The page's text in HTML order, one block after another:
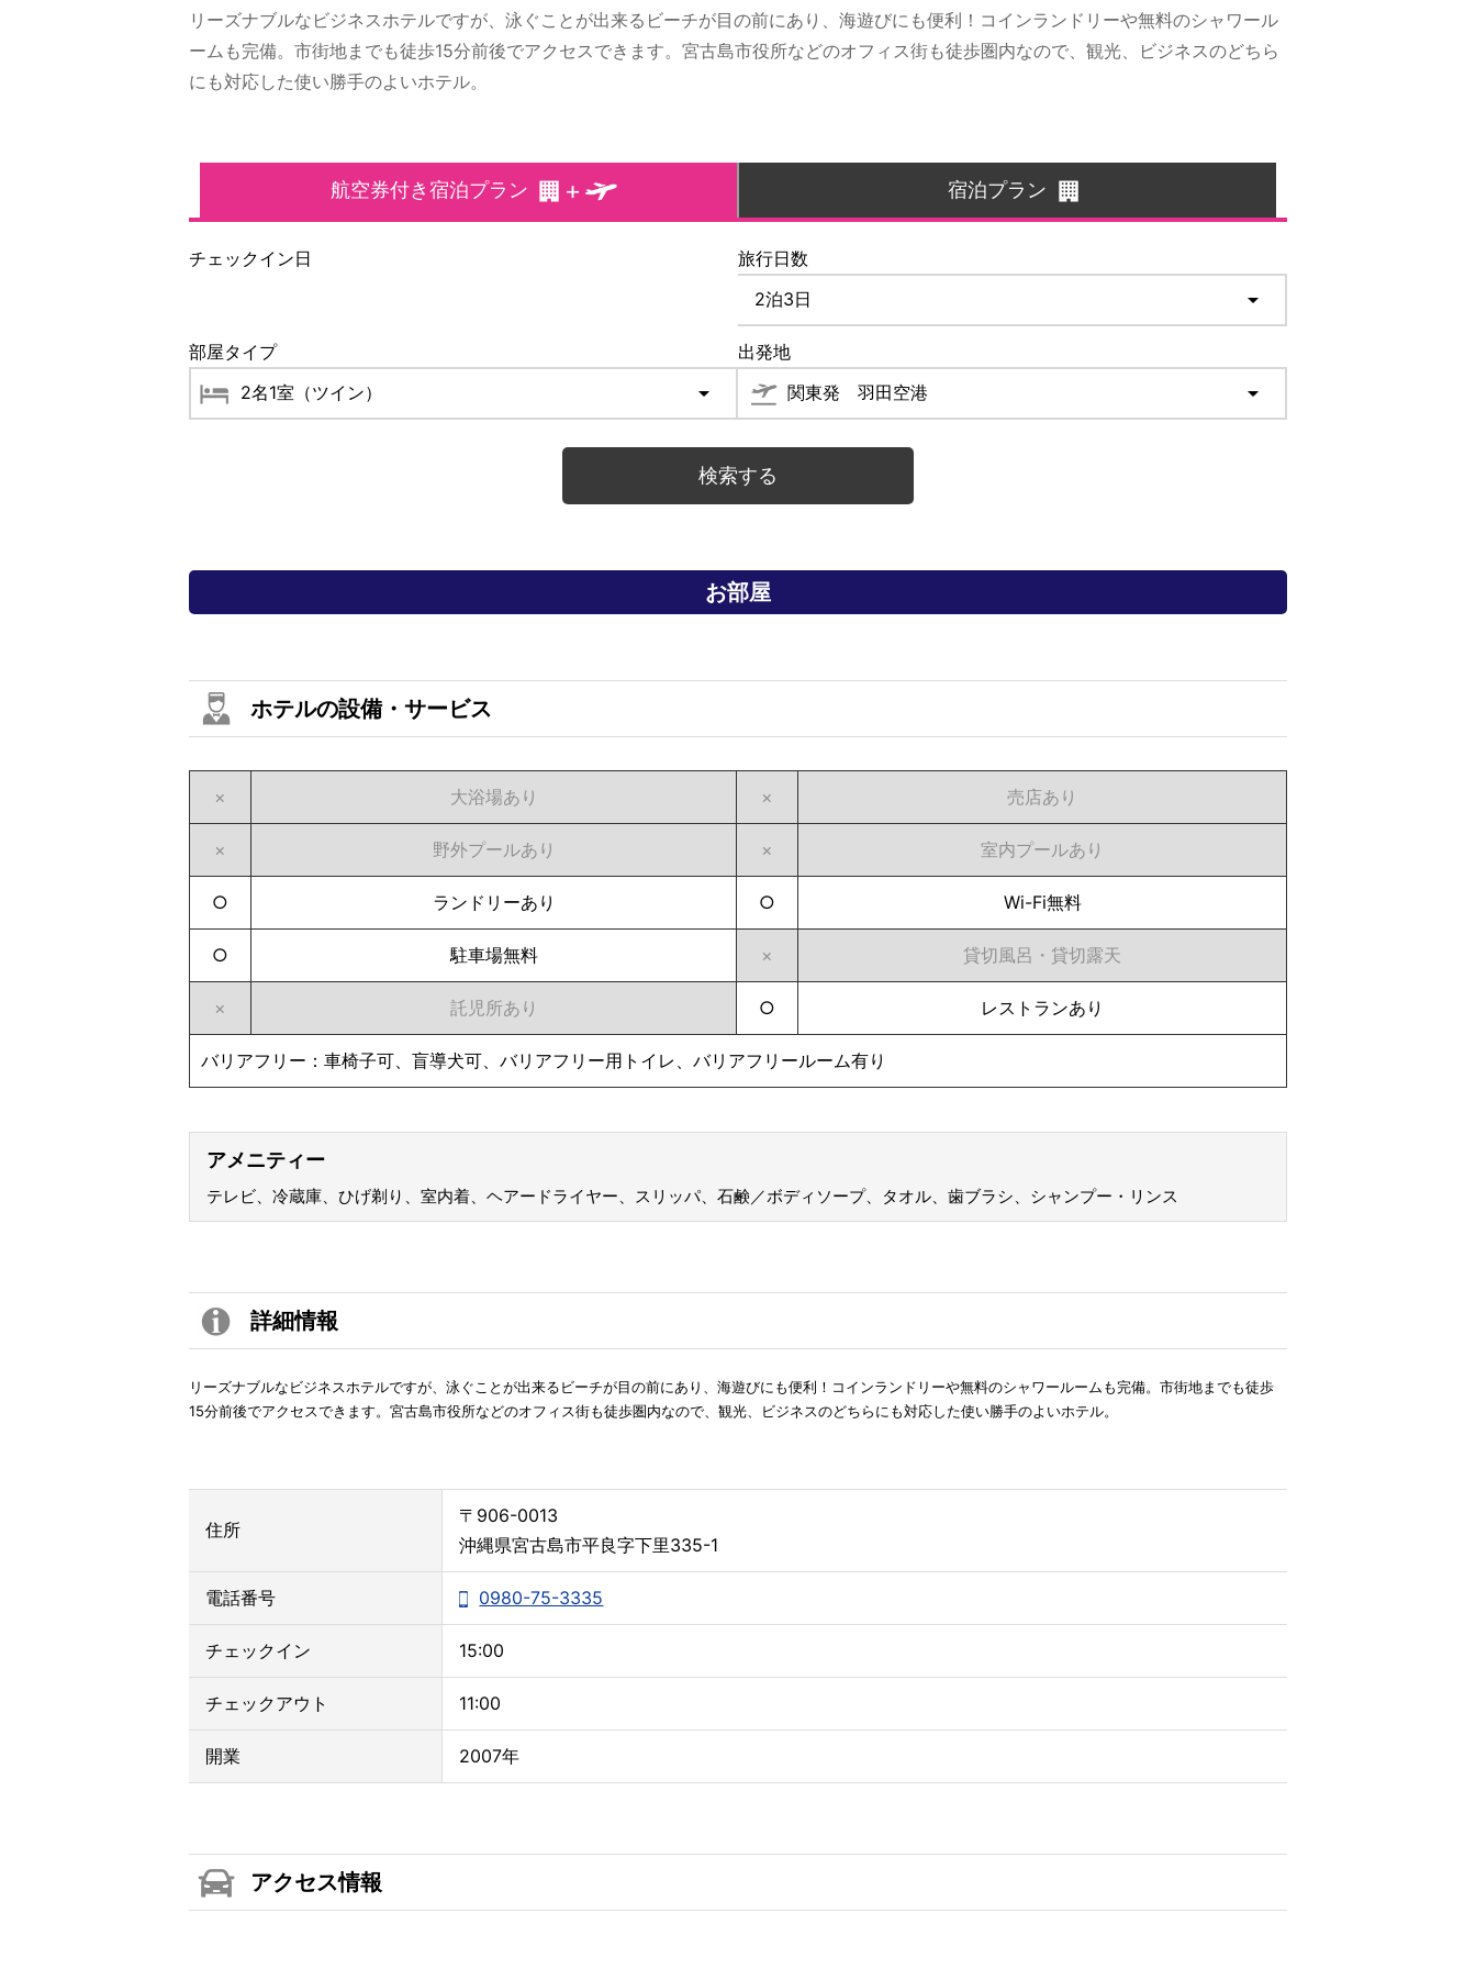
リーズナブルなビジネスホテルですが、泳ぐことが出来るビーチが目の前にあり、海遊びにも便利！コインランドリーや無料のシャワール
ームも完備。市街地までも徒歩15分前後でアクセスできます。宮古島市役所などのオフィス街も徒歩圏内なので、観光、ビジネスのどちら
にも対応した使い勝手のよいホテル。
航空券付き宿泊プラン 宿泊プラン
チェックイン日 旅行日数
部屋タイプ 出発地
お部屋
ホテルの設備・サービス
× 大浴場あり × 売店あり
× 野外プールあり × 室内プールあり
○ ランドリーあり ○ Wi-Fi無料
○ 駐車場無料 × 貸切風呂・貸切露天
× 託児所あり ○ レストランあり
バリアフリー：車椅子可、盲導犬可、バリアフリー用トイレ、バリアフリールーム有り
アメニティー
テレビ、冷蔵庫、ひげ剃り、室内着、ヘアードライヤー、スリッパ、石鹸／ボディソープ、タオル、歯ブラシ、シャンプー・リンス
詳細情報
リーズナブルなビジネスホテルですが、泳ぐことが出来るビーチが目の前にあり、海遊びにも便利！コインランドリーや無料のシャワールームも完備。市街地までも徒歩
15分前後でアクセスできます。宮古島市役所などのオフィス街も徒歩圏内なので、観光、ビジネスのどちらにも対応した使い勝手のよいホテル。
住所
〒906-0013
沖縄県宮古島市平良字下里335-1
電話番号 0980-75-3335
チェックイン 15:00
チェックアウト 11:00
開業 2007年
アクセス情報